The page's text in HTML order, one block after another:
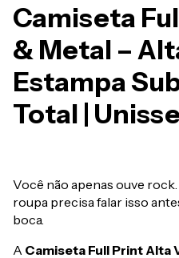
Camiseta
& Metal –
Estampa
Total |
Você não apenas ouve
roupa precisa falar isso
boca.
A Camiseta Full Print Alta